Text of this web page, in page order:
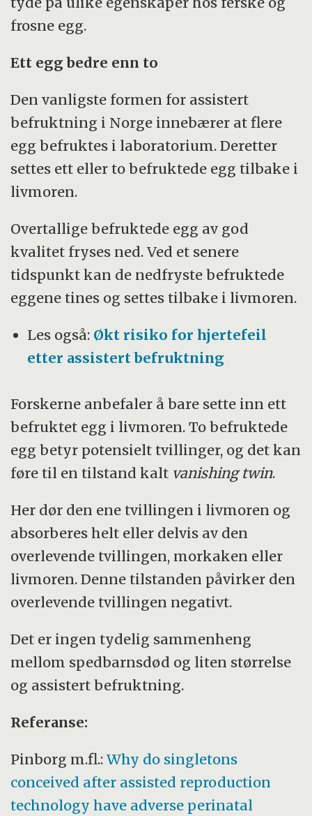
frosne egg.
Ett egg bedre enn to
Den vanligste formen for assistert
befruktning i Norge innebærer at flere
egg befruktes i laboratorium. Deretter
settes ett eller to befruktede egg tilbake i
livmoren.
Overtallige befruktede egg av god
kvalitet fryses ned. Ved et senere
tidspunkt kan de nedfryste befruktede
eggene tines og settes tilbake i livmoren.
Les også: Økt risiko for hjertefeil
etter assistert befruktning
Forskerne anbefaler å bare sette inn ett
befruktet egg i livmoren. To befruktede
egg betyr potensielt tvillinger, og det kan
føre til en tilstand kalt vanishing twin.
Her dør den ene tvillingen i livmoren og
absorberes helt eller delvis av den
overlevende tvillingen, morkaken eller
livmoren. Denne tilstanden påvirker den
overlevende tvillingen negativt.
Det er ingen tydelig sammenheng
mellom spedbarnsdød og liten størrelse
og assistert befruktning.
Referanse:
Pinborg m.fl.:Why do singletons
conceived after assisted reproduction
technology have adverse perinatal